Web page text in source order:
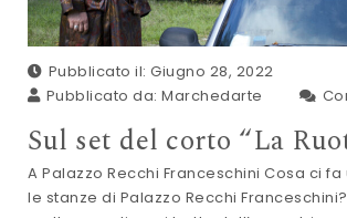
Pubblicato il: Giugno 28, 2022
Pubblicato da: Marchedarte
Sul set del corto “La
A Palazzo Recchi Franceschini Cosa ci
le stanze di Palazzo Recchi